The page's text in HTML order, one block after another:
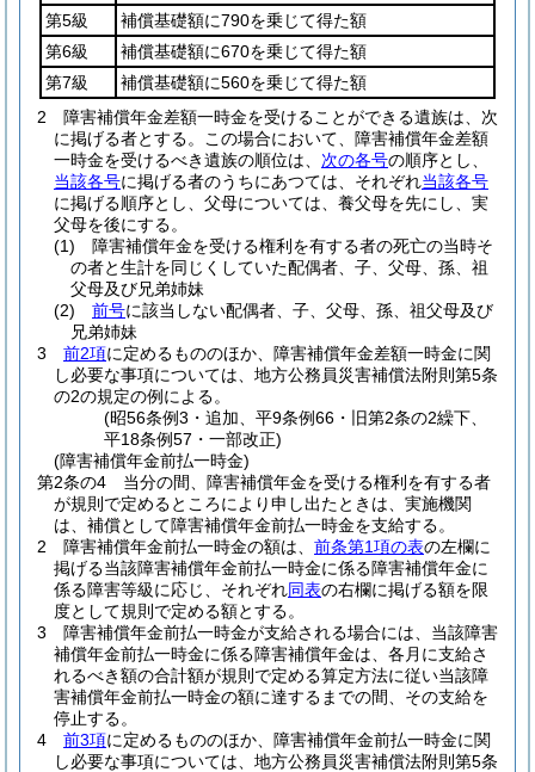
第5級
補償基礎額に790を乗じて得た額
第6級
補償基礎額に670を乗じて得た額
第7級
補償基礎額に560を乗じて得た額
2
障害補償年金差額一時金を受けることができる遺族は、次
に掲げる者とする。
この場合において、障害補償年金差額
一時金を受けるべき遺族の順位は、 次の各号の順序とし、
当該各号に掲げる者のうちにあつては、それぞれ当該各号
に掲げる順序とし、父母については、養父母を先にし、実
父母を後にする。
(1)
障害補償年金を受ける権利を有する者の死亡の当時そ
の者と生計を同じくしていた配偶者、子、父母、孫、祖
父母及び兄弟姉妹
(2)
前号に該当しない配偶者、子、父母、孫、祖父母及び
兄弟姉妹
3
前2項に定めるもののほか、障害補償年金差額一時金に関
し必要な事項については、地方公務員災害補償法附則第5条
の2の規定の例による。
(昭56条例3・追加、平9条例66・旧第2条の2繰下、
平18条例57・一部改正)
(障害補償年金前払一時金)
第2条の4
当分の間、障害補償年金を受ける権利を有する者
が規則で定めるところにより申し出たときは、実施機関
は、補償として障害補償年金前払一時金を支給する。
2
障害補償年金前払一時金の額は、 前条第1項の表の左欄に
掲げる当該障害補償年金前払一時金に係る障害補償年金に
係る障害等級に応じ、それぞれ同表の右欄に掲げる額を限
度として規則で定める額とする。
3
障害補償年金前払一時金が支給される場合には、当該障害
補償年金前払一時金に係る障害補償年金は、各月に支給さ
れるべき額の合計額が規則で定める算定方法に従い当該障
害補償年金前払一時金の額に達するまでの間、その支給を
停止する。
4
前3項に定めるもののほか、障害補償年金前払一時金に関
し必要な事項については、地方公務員災害補償法附則第5条